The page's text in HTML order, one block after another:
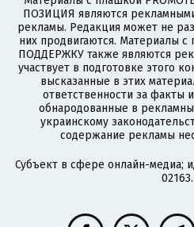
ПОЗИЦИЯ являются
рекламы. Редакция может не
них продвигаются. Материалы
ПОДДЕРЖКУ также являются
участвует в подготовке этого
высказанные в этих
ответственности за факты
обнародованные в
украинскому
содержание рекламы
Субъект в сфере онлайн-медиа;
02163.